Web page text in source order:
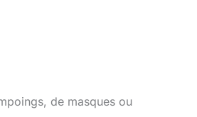
de masques ou